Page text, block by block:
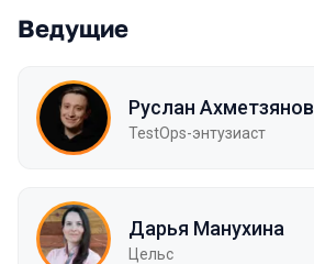
Ведущие
Руслан Ахметзянов
TestOps-энтузиаст
Дарья Манухина
Цельс